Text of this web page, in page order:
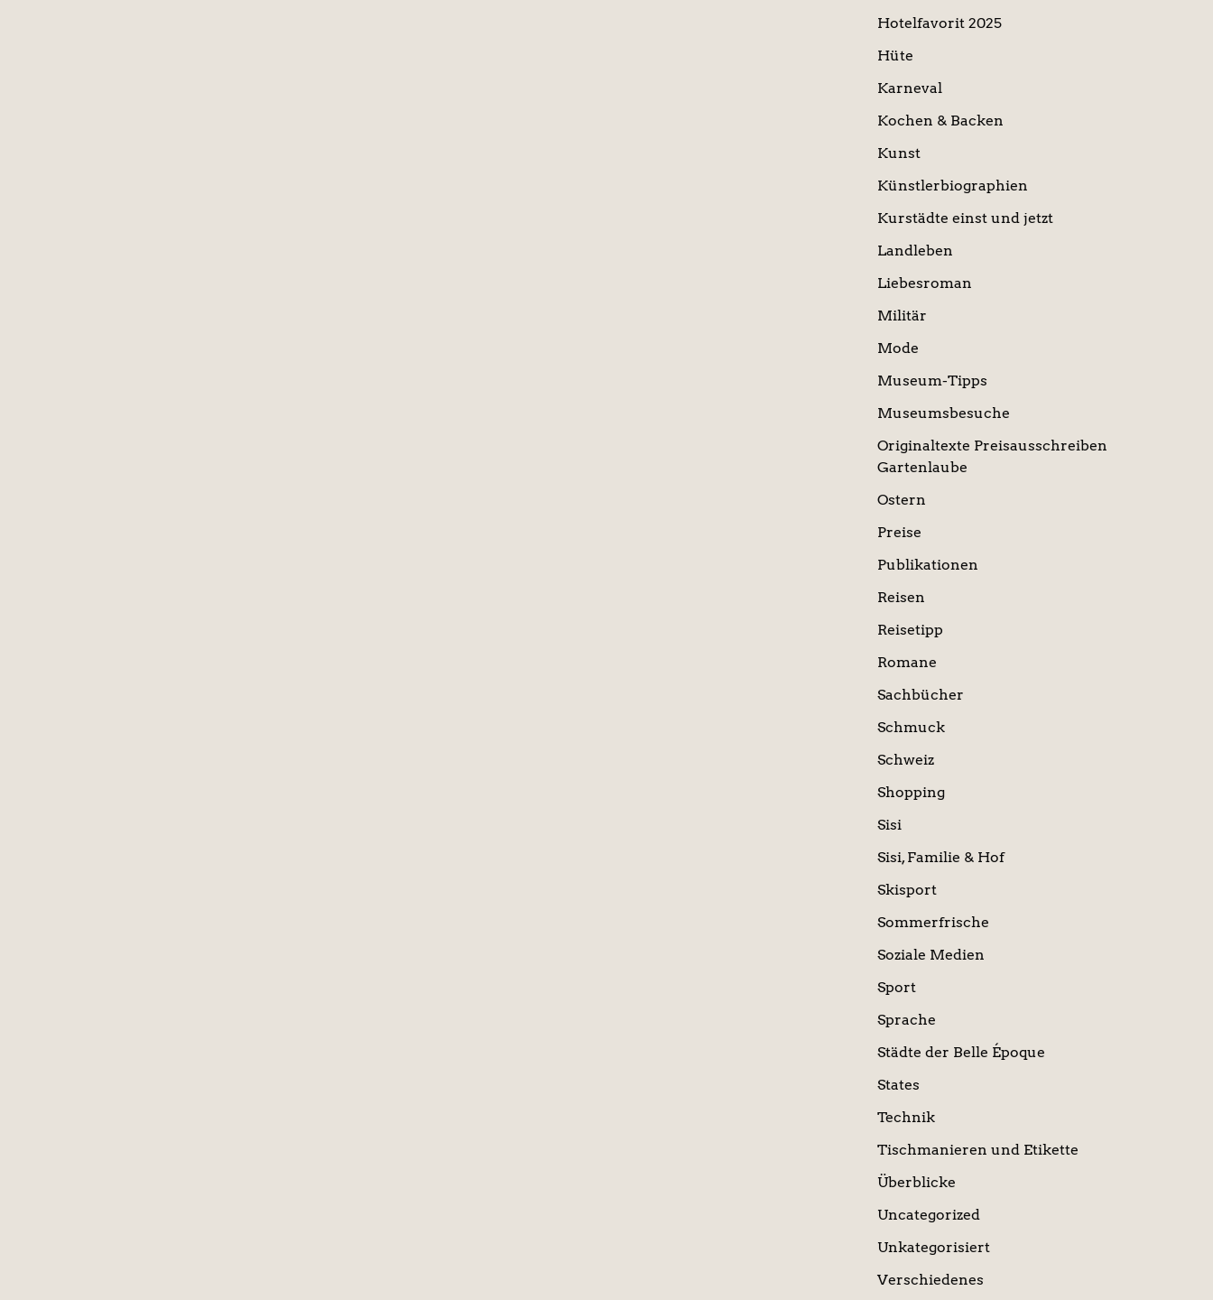
Hotelfavorit 2025
Hüte
Karneval
Kochen & Backen
Kunst
Künstlerbiographien
Kurstädte einst und jetzt
Landleben
Liebesroman
Militär
Mode
Museum-Tipps
Museumsbesuche
Originaltexte Preisausschreiben
Gartenlaube
Ostern
Preise
Publikationen
Reisen
Reisetipp
Romane
Sachbücher
Schmuck
Schweiz
Shopping
Sisi
Sisi, Familie & Hof
Skisport
Sommerfrische
Soziale Medien
Sport
Sprache
Städte der Belle Époque
States
Technik
Tischmanieren und Etikette
Überblicke
Uncategorized
Unkategorisiert
Verschiedenes